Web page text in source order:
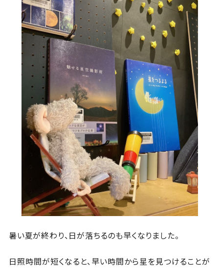
暑い夏が終わり、日が落ちるのも早くなりました。
日照時間が短くなると、早い時間から星を見つけることが